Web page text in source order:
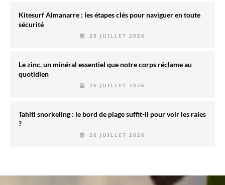
Kitesurf Almanarre : les étapes clés pour naviguer en toute
sécurité
28 JUILLET 2026
Le zinc, un minéral essentiel que notre corps réclame au
quotidien
26 JUILLET 2026
Tahiti snorkeling : le bord de plage suffit-il pour voir les raies
?
26 JUILLET 2026